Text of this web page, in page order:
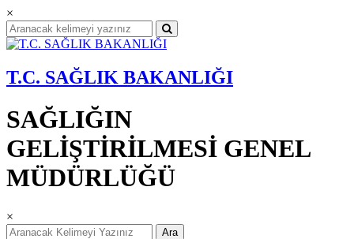
×
T.C. SAĞLIK BAKANLIĞI
SAĞLIĞIN
GELİŞTİRİLMESİ GENEL
MÜDÜRLÜĞÜ
×
Ara